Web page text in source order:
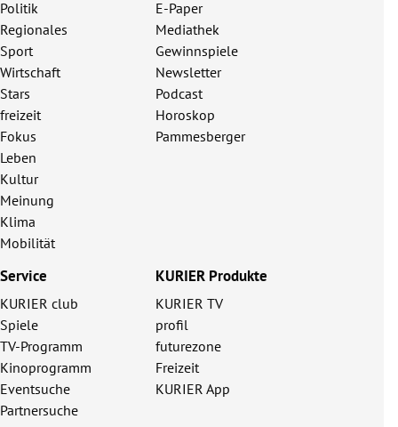
Politik
Regionales
Sport
Wirtschaft
Stars
freizeit
Fokus
Leben
Kultur
Meinung
Klima
Mobilität
E-Paper
Mediathek
Gewinnspiele
Newsletter
Podcast
Horoskop
Pammesberger
Service
KURIER club
Spiele
TV-Programm
Kinoprogramm
Eventsuche
Partnersuche
KURIER Produkte
KURIER TV
profil
futurezone
Freizeit
KURIER App